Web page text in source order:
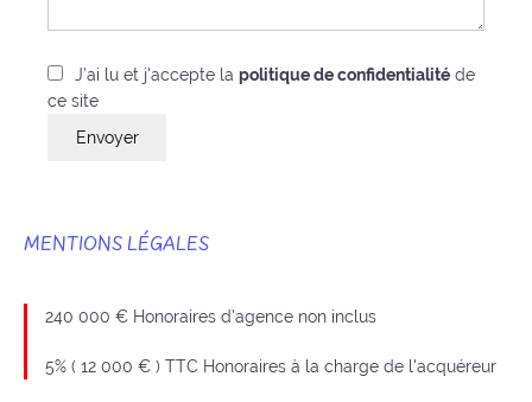
J’ai lu et j'accepte la politique de confidentialité de
ce site
Envoyer
MENTIONS LÉGALES
240 000 € Honoraires d'agence non inclus
5% ( 12 000 € ) TTC Honoraires à la charge de l'acquéreur